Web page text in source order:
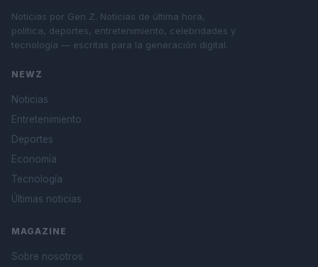
Noticias por Gen Z. Noticias de última hora,
política, deportes, entretenimiento, celebridades y
tecnología — escritas para la generación digital.
NEWZ
Noticias
Entretenimiento
Deportes
Economía
Tecnología
Últimas noticias
MAGAZINE
Sobre nosotros